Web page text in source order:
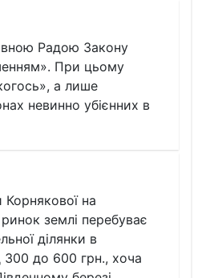
Радою Закону
При цьому
а лише
невинно убієнних в
на
землі перебуває
ділянки в
300 до 600 грн., хоча